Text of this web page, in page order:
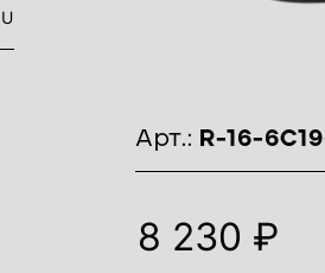
идентификаторы
Арт.: R-16-
8 230 ₽